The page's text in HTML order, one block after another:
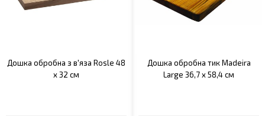
Дошка обробна з в'яза Rosle 48
х 32 см
Дошка обробна тик Madeira
Large 36,7 x 58,4 см